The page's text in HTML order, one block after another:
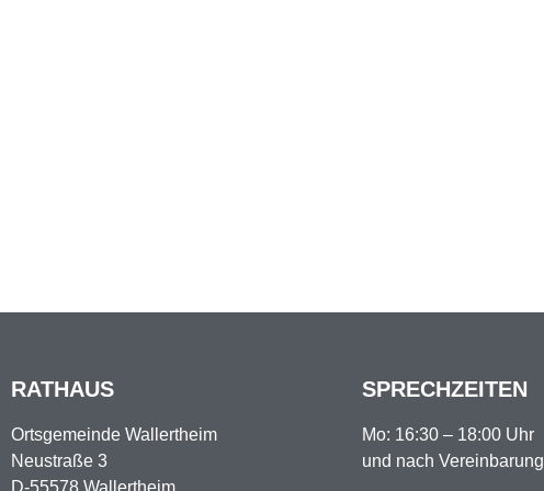
RATHAUS
Ortsgemeinde Wallertheim
Neustraße 3
D-55578 Wallertheim
SPRECHZEITEN
Mo: 16:30 – 18:00 Uhr
und nach Vereinbarung